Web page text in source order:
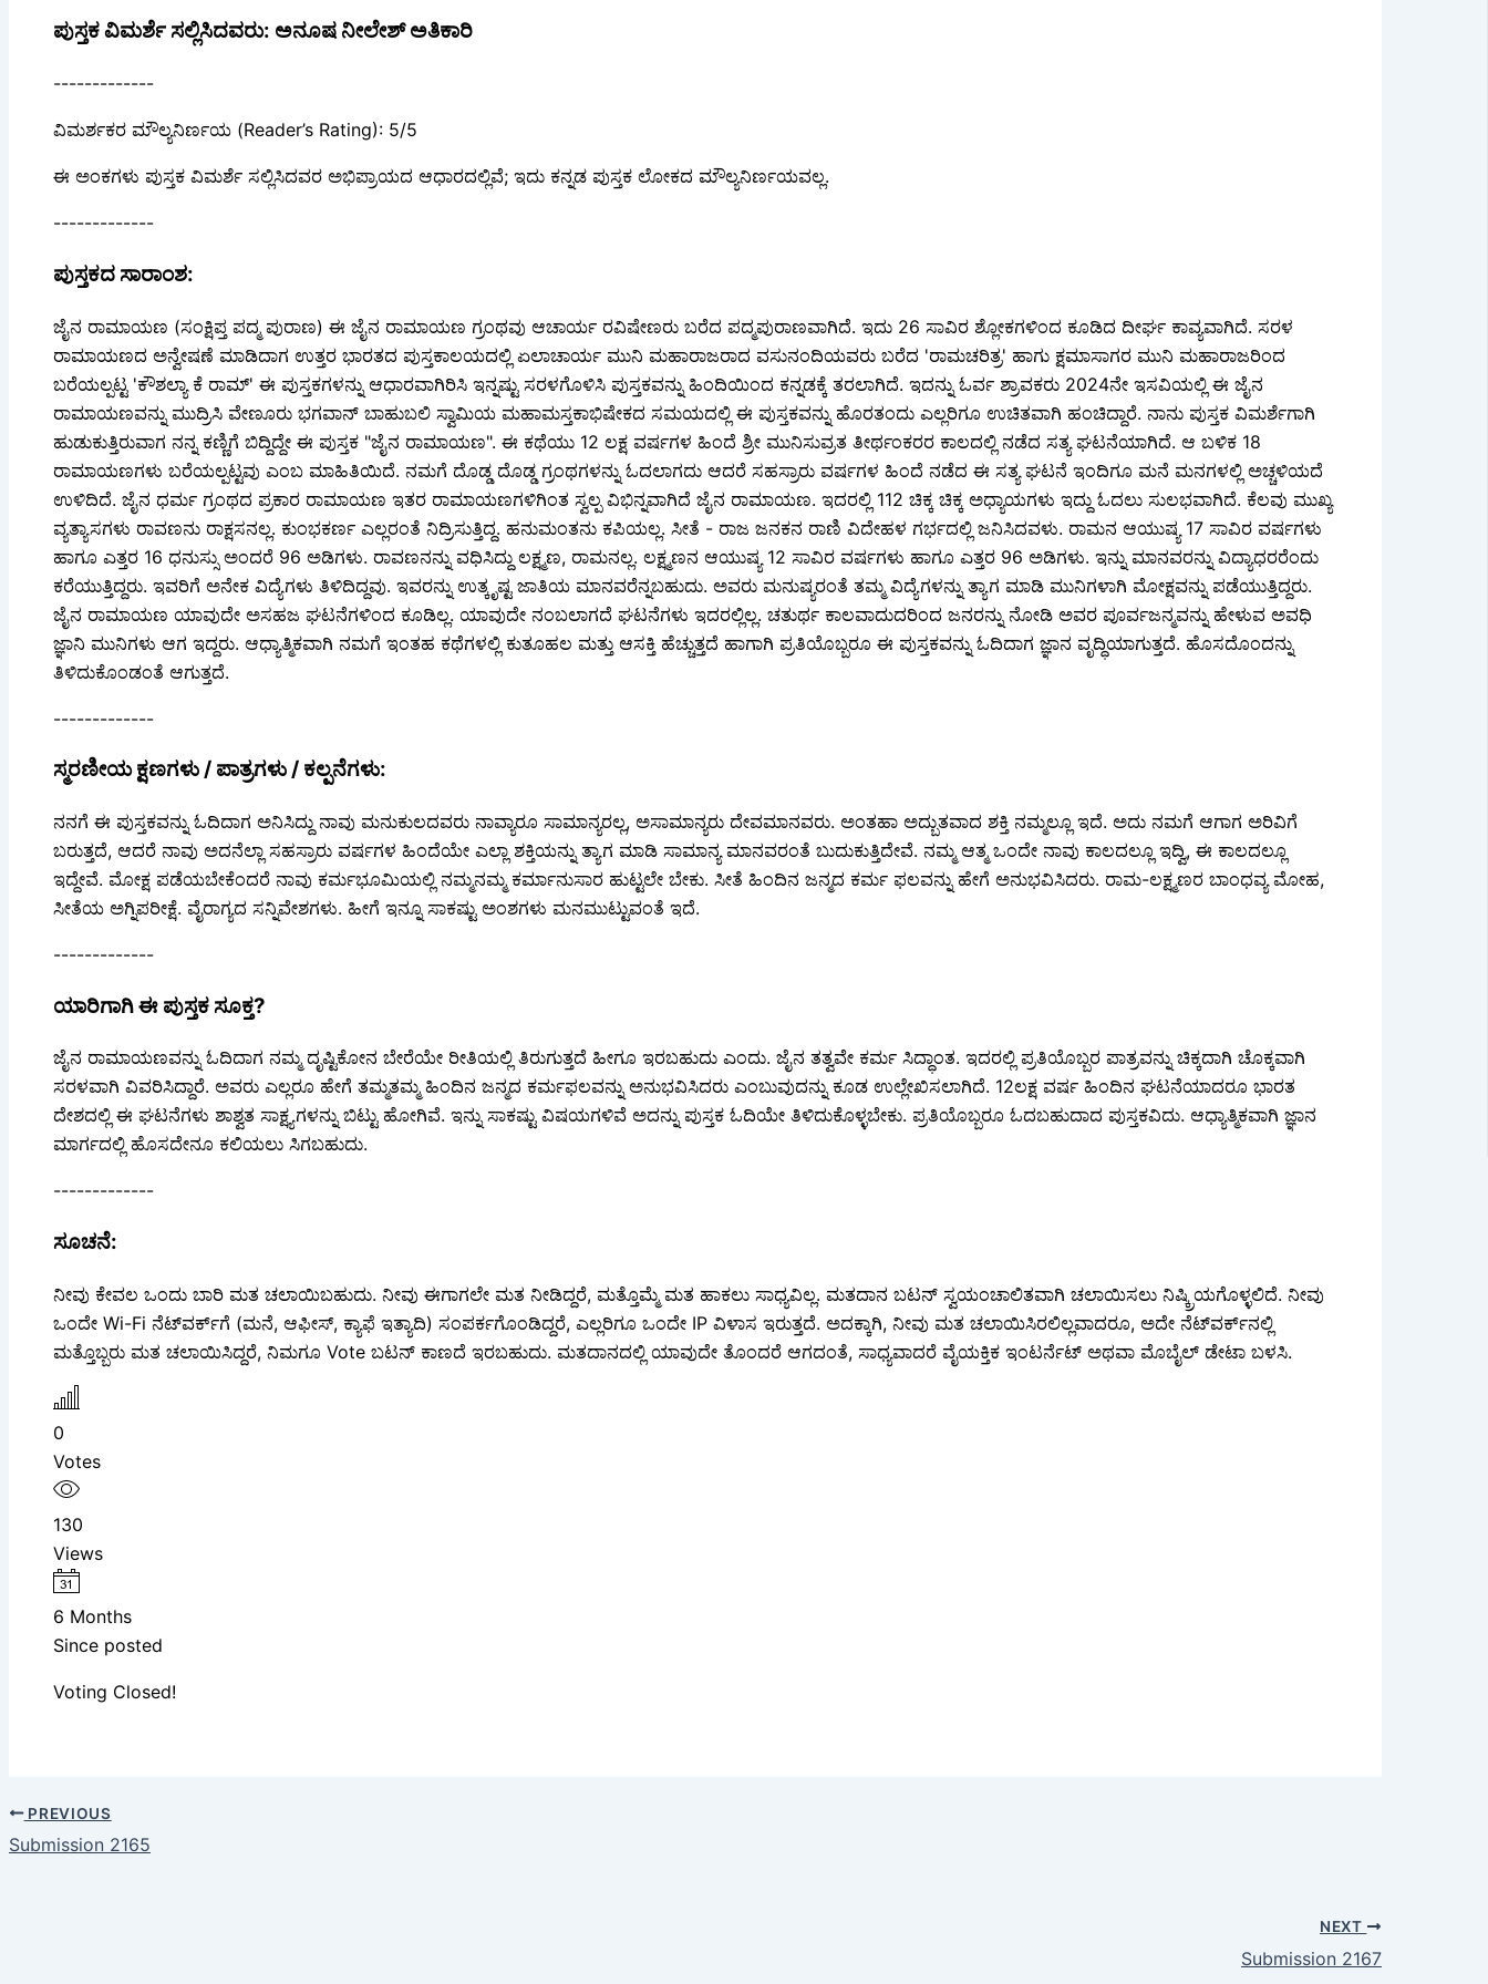
ಪುಸ್ತಕ ವಿಮರ್ಶೆ ಸಲ್ಲಿಸಿದವರು: ಅನೂಷ ನೀಲೇಶ್ ಅತಿಕಾರಿ
-------------
ವಿಮರ್ಶಕರ ಮೌಲ್ಯನಿರ್ಣಯ (Reader’s Rating): 5/5
ಈ ಅಂಕಗಳು ಪುಸ್ತಕ ವಿಮರ್ಶೆ ಸಲ್ಲಿಸಿದವರ ಅಭಿಪ್ರಾಯದ ಆಧಾರದಲ್ಲಿವೆ; ಇದು ಕನ್ನಡ ಪುಸ್ತಕ ಲೋಕದ ಮೌಲ್ಯನಿರ್ಣಯವಲ್ಲ.
-------------
ಪುಸ್ತಕದ ಸಾರಾಂಶ:
ಜೈನ ರಾಮಾಯಣ (ಸಂಕ್ಷಿಪ್ತ ಪದ್ಮ ಪುರಾಣ) ಈ ಜೈನ ರಾಮಾಯಣ ಗ್ರಂಥವು ಆಚಾರ್ಯ ರವಿಷೇಣರು ಬರೆದ ಪದ್ಮಪುರಾಣವಾಗಿದೆ. ಇದು 26 ಸಾವಿರ ಶ್ಲೋಕಗಳಿಂದ ಕೂಡಿದ ದೀರ್ಘ ಕಾವ್ಯವಾಗಿದೆ. ಸರಳ
ರಾಮಾಯಣದ ಅನ್ವೇಷಣೆ ಮಾಡಿದಾಗ ಉತ್ತರ ಭಾರತದ ಪುಸ್ತಕಾಲಯದಲ್ಲಿ ಏಲಾಚಾರ್ಯ ಮುನಿ ಮಹಾರಾಜರಾದ ವಸುನಂದಿಯವರು ಬರೆದ 'ರಾಮಚರಿತ್ರ' ಹಾಗು ಕ್ಷಮಾಸಾಗರ ಮುನಿ ಮಹಾರಾಜರಿಂದ
ಬರೆಯಲ್ಪಟ್ಟ 'ಕೌಶಲ್ಯಾ ಕೆ ರಾಮ್' ಈ ಪುಸ್ತಕಗಳನ್ನು ಆಧಾರವಾಗಿರಿಸಿ ಇನ್ನಷ್ಟು ಸರಳಗೊಳಿಸಿ ಪುಸ್ತಕವನ್ನು ಹಿಂದಿಯಿಂದ ಕನ್ನಡಕ್ಕೆ ತರಲಾಗಿದೆ. ಇದನ್ನು ಓರ್ವ ಶ್ರಾವಕರು 2024ನೇ ಇಸವಿಯಲ್ಲಿ ಈ ಜೈನ
ರಾಮಾಯಣವನ್ನು ಮುದ್ರಿಸಿ ವೇಣೂರು ಭಗವಾನ್ ಬಾಹುಬಲಿ ಸ್ವಾಮಿಯ ಮಹಾಮಸ್ತಕಾಭಿಷೇಕದ ಸಮಯದಲ್ಲಿ ಈ ಪುಸ್ತಕವನ್ನು ಹೊರತಂದು ಎಲ್ಲರಿಗೂ ಉಚಿತವಾಗಿ ಹಂಚಿದ್ದಾರೆ. ನಾನು ಪುಸ್ತಕ ವಿಮರ್ಶೆಗಾಗಿ
ಹುಡುಕುತ್ತಿರುವಾಗ ನನ್ನ ಕಣ್ಣಿಗೆ ಬಿದ್ದಿದ್ದೇ ಈ ಪುಸ್ತಕ "ಜೈನ ರಾಮಾಯಣ". ಈ ಕಥೆಯು 12 ಲಕ್ಷ ವರ್ಷಗಳ ಹಿಂದೆ ಶ್ರೀ ಮುನಿಸುವ್ರತ ತೀರ್ಥಂಕರರ ಕಾಲದಲ್ಲಿ ನಡೆದ ಸತ್ಯ ಘಟನೆಯಾಗಿದೆ. ಆ ಬಳಿಕ 18
ರಾಮಾಯಣಗಳು ಬರೆಯಲ್ಪಟ್ಟವು ಎಂಬ ಮಾಹಿತಿಯಿದೆ. ನಮಗೆ ದೊಡ್ಡ ದೊಡ್ಡ ಗ್ರಂಥಗಳನ್ನು ಓದಲಾಗದು ಆದರೆ ಸಹಸ್ರಾರು ವರ್ಷಗಳ ಹಿಂದೆ ನಡೆದ ಈ ಸತ್ಯ ಘಟನೆ ಇಂದಿಗೂ ಮನೆ ಮನಗಳಲ್ಲಿ ಅಚ್ಚಳಿಯದೆ
ಉಳಿದಿದೆ. ಜೈನ ಧರ್ಮ ಗ್ರಂಥದ ಪ್ರಕಾರ ರಾಮಾಯಣ ಇತರ ರಾಮಾಯಣಗಳಿಗಿಂತ ಸ್ವಲ್ಪ ವಿಭಿನ್ನವಾಗಿದೆ ಜೈನ ರಾಮಾಯಣ. ಇದರಲ್ಲಿ 112 ಚಿಕ್ಕ ಚಿಕ್ಕ ಅಧ್ಯಾಯಗಳು ಇದ್ದು ಓದಲು ಸುಲಭವಾಗಿದೆ. ಕೆಲವು ಮುಖ್ಯ
ವ್ಯತ್ಯಾಸಗಳು ರಾವಣನು ರಾಕ್ಷಸನಲ್ಲ. ಕುಂಭಕರ್ಣ ಎಲ್ಲರಂತೆ ನಿದ್ರಿಸುತ್ತಿದ್ದ. ಹನುಮಂತನು ಕಪಿಯಲ್ಲ. ಸೀತೆ - ರಾಜ ಜನಕನ ರಾಣಿ ವಿದೇಹಳ ಗರ್ಭದಲ್ಲಿ ಜನಿಸಿದವಳು. ರಾಮನ ಆಯುಷ್ಯ 17 ಸಾವಿರ ವರ್ಷಗಳು
ಹಾಗೂ ಎತ್ತರ 16 ಧನುಸ್ಸು ಅಂದರೆ 96 ಅಡಿಗಳು. ರಾವಣನನ್ನು ವಧಿಸಿದ್ದು ಲಕ್ಷ್ಮಣ, ರಾಮನಲ್ಲ. ಲಕ್ಷ್ಮಣನ ಆಯುಷ್ಯ 12 ಸಾವಿರ ವರ್ಷಗಳು ಹಾಗೂ ಎತ್ತರ 96 ಅಡಿಗಳು. ಇನ್ನು ಮಾನವರನ್ನು ವಿದ್ಯಾಧರರೆಂದು
ಕರೆಯುತ್ತಿದ್ದರು. ಇವರಿಗೆ ಅನೇಕ ವಿದ್ಯೆಗಳು ತಿಳಿದಿದ್ದವು. ಇವರನ್ನು ಉತ್ಕೃಷ್ಟ ಜಾತಿಯ ಮಾನವರೆನ್ನಬಹುದು. ಅವರು ಮನುಷ್ಯರಂತೆ ತಮ್ಮ ವಿದ್ಯೆಗಳನ್ನು ತ್ಯಾಗ ಮಾಡಿ ಮುನಿಗಳಾಗಿ ಮೋಕ್ಷವನ್ನು ಪಡೆಯುತ್ತಿದ್ದರು.
ಜೈನ ರಾಮಾಯಣ ಯಾವುದೇ ಅಸಹಜ ಘಟನೆಗಳಿಂದ ಕೂಡಿಲ್ಲ. ಯಾವುದೇ ನಂಬಲಾಗದೆ ಘಟನೆಗಳು ಇದರಲ್ಲಿಲ್ಲ. ಚತುರ್ಥ ಕಾಲವಾದುದರಿಂದ ಜನರನ್ನು ನೋಡಿ ಅವರ ಪೂರ್ವಜನ್ಮವನ್ನು ಹೇಳುವ ಅವಧಿ
ಜ್ಞಾನಿ ಮುನಿಗಳು ಆಗ ಇದ್ದರು. ಆಧ್ಯಾತ್ಮಿಕವಾಗಿ ನಮಗೆ ಇಂತಹ ಕಥೆಗಳಲ್ಲಿ ಕುತೂಹಲ ಮತ್ತು ಆಸಕ್ತಿ ಹೆಚ್ಚುತ್ತದೆ ಹಾಗಾಗಿ ಪ್ರತಿಯೊಬ್ಬರೂ ಈ ಪುಸ್ತಕವನ್ನು ಓದಿದಾಗ ಜ್ಞಾನ ವೃದ್ಧಿಯಾಗುತ್ತದೆ. ಹೊಸದೊಂದನ್ನು
ತಿಳಿದುಕೊಂಡಂತೆ ಆಗುತ್ತದೆ.
-------------
ಸ್ಮರಣೀಯ ಕ್ಷಣಗಳು / ಪಾತ್ರಗಳು / ಕಲ್ಪನೆಗಳು:
ನನಗೆ ಈ ಪುಸ್ತಕವನ್ನು ಓದಿದಾಗ ಅನಿಸಿದ್ದು ನಾವು ಮನುಕುಲದವರು ನಾವ್ಯಾರೂ ಸಾಮಾನ್ಯರಲ್ಲ, ಅಸಾಮಾನ್ಯರು ದೇವಮಾನವರು. ಅಂತಹಾ ಅದ್ಬುತವಾದ ಶಕ್ತಿ ನಮ್ಮಲ್ಲೂ ಇದೆ. ಅದು ನಮಗೆ ಆಗಾಗ ಅರಿವಿಗೆ
ಬರುತ್ತದೆ, ಆದರೆ ನಾವು ಅದನೆಲ್ಲಾ ಸಹಸ್ರಾರು ವರ್ಷಗಳ ಹಿಂದೆಯೇ ಎಲ್ಲಾ ಶಕ್ತಿಯನ್ನು ತ್ಯಾಗ ಮಾಡಿ ಸಾಮಾನ್ಯ ಮಾನವರಂತೆ ಬುದುಕುತ್ತಿದೇವೆ. ನಮ್ಮ ಆತ್ಮ ಒಂದೇ ನಾವು ಕಾಲದಲ್ಲೂ ಇದ್ವಿ, ಈ ಕಾಲದಲ್ಲೂ
ಇದ್ದೇವೆ. ಮೋಕ್ಷ ಪಡೆಯಬೇಕೆಂದರೆ ನಾವು ಕರ್ಮಭೂಮಿಯಲ್ಲಿ ನಮ್ಮನಮ್ಮ ಕರ್ಮಾನುಸಾರ ಹುಟ್ಟಲೇ ಬೇಕು. ಸೀತೆ ಹಿಂದಿನ ಜನ್ಮದ ಕರ್ಮ ಫಲವನ್ನು ಹೇಗೆ ಅನುಭವಿಸಿದರು. ರಾಮ-ಲಕ್ಷ್ಮಣರ ಬಾಂಧವ್ಯ ಮೋಹ,
ಸೀತೆಯ ಅಗ್ನಿಪರೀಕ್ಷೆ. ವೈರಾಗ್ಯದ ಸನ್ನಿವೇಶಗಳು. ಹೀಗೆ ಇನ್ನೂ ಸಾಕಷ್ಟು ಅಂಶಗಳು ಮನಮುಟ್ಟುವಂತೆ ಇದೆ.
-------------
ಯಾರಿಗಾಗಿ ಈ ಪುಸ್ತಕ ಸೂಕ್ತ?
ಜೈನ ರಾಮಾಯಣವನ್ನು ಓದಿದಾಗ ನಮ್ಮ ದೃಷ್ಟಿಕೋನ ಬೇರೆಯೇ ರೀತಿಯಲ್ಲಿ ತಿರುಗುತ್ತದೆ ಹೀಗೂ ಇರಬಹುದು ಎಂದು. ಜೈನ ತತ್ವವೇ ಕರ್ಮ ಸಿದ್ಧಾಂತ. ಇದರಲ್ಲಿ ಪ್ರತಿಯೊಬ್ಬರ ಪಾತ್ರವನ್ನು ಚಿಕ್ಕದಾಗಿ ಚೊಕ್ಕವಾಗಿ
ಸರಳವಾಗಿ ವಿವರಿಸಿದ್ದಾರೆ. ಅವರು ಎಲ್ಲರೂ ಹೇಗೆ ತಮ್ಮತಮ್ಮ ಹಿಂದಿನ ಜನ್ಮದ ಕರ್ಮಫಲವನ್ನು ಅನುಭವಿಸಿದರು ಎಂಬುವುದನ್ನು ಕೂಡ ಉಲ್ಲೇಖಿಸಲಾಗಿದೆ. 12ಲಕ್ಷ ವರ್ಷ ಹಿಂದಿನ ಘಟನೆಯಾದರೂ ಭಾರತ
ದೇಶದಲ್ಲಿ ಈ ಘಟನೆಗಳು ಶಾಶ್ವತ ಸಾಕ್ಷ್ಯಗಳನ್ನು ಬಿಟ್ಟು ಹೋಗಿವೆ. ಇನ್ನು ಸಾಕಷ್ಟು ವಿಷಯಗಳಿವೆ ಅದನ್ನು ಪುಸ್ತಕ ಓದಿಯೇ ತಿಳಿದುಕೊಳ್ಳಬೇಕು. ಪ್ರತಿಯೊಬ್ಬರೂ ಓದಬಹುದಾದ ಪುಸ್ತಕವಿದು. ಆಧ್ಯಾತ್ಮಿಕವಾಗಿ ಜ್ಞಾನ
ಮಾರ್ಗದಲ್ಲಿ ಹೊಸದೇನೂ ಕಲಿಯಲು ಸಿಗಬಹುದು.
-------------
ಸೂಚನೆ:
ನೀವು ಕೇವಲ ಒಂದು ಬಾರಿ ಮತ ಚಲಾಯಿಬಹುದು. ನೀವು ಈಗಾಗಲೇ ಮತ ನೀಡಿದ್ದರೆ, ಮತ್ತೊಮ್ಮೆ ಮತ ಹಾಕಲು ಸಾಧ್ಯವಿಲ್ಲ. ಮತದಾನ ಬಟನ್ ಸ್ವಯಂಚಾಲಿತವಾಗಿ ಚಲಾಯಿಸಲು ನಿಷ್ಕ್ರಿಯಗೊಳ್ಳಲಿದೆ. ನೀವು
ಒಂದೇ Wi-Fi ನೆಟ್‌ವರ್ಕ್‍ಗೆ (ಮನೆ, ಆಫೀಸ್, ಕ್ಯಾಫೆ ಇತ್ಯಾದಿ) ಸಂಪರ್ಕಗೊಂಡಿದ್ದರೆ, ಎಲ್ಲರಿಗೂ ಒಂದೇ IP ವಿಳಾಸ ಇರುತ್ತದೆ. ಅದಕ್ಕಾಗಿ, ನೀವು ಮತ ಚಲಾಯಿಸಿರಲಿಲ್ಲವಾದರೂ, ಅದೇ ನೆಟ್‌ವರ್ಕ್‌ನಲ್ಲಿ
ಮತ್ತೊಬ್ಬರು ಮತ ಚಲಾಯಿಸಿದ್ದರೆ, ನಿಮಗೂ Vote ಬಟನ್ ಕಾಣದೆ ಇರಬಹುದು. ಮತದಾನದಲ್ಲಿ ಯಾವುದೇ ತೊಂದರೆ ಆಗದಂತೆ, ಸಾಧ್ಯವಾದರೆ ವೈಯಕ್ತಿಕ ಇಂಟರ್ನೆಟ್ ಅಥವಾ ಮೊಬೈಲ್ ಡೇಟಾ ಬಳಸಿ.
0
Votes
130
Views
6 Months
Since posted
Voting Closed!
PREVIOUS
Submission 2165
NEXT
Submission 2167